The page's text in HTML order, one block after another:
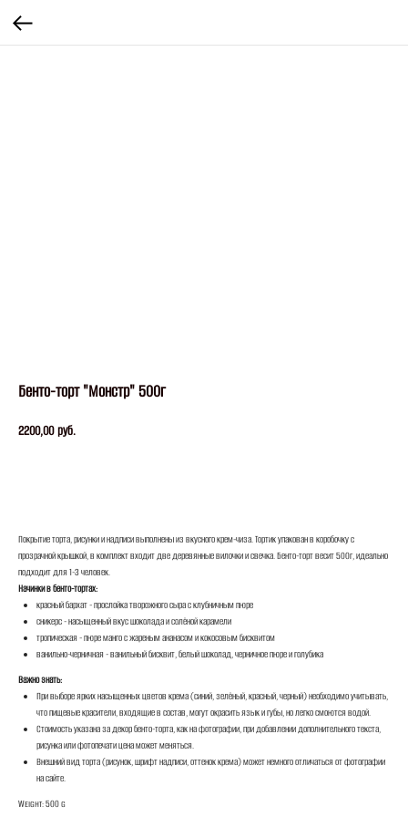
Бенто-торт "Монстр" 500г
2200,00 руб.
Покрытие торта, рисунки и надписи выполнены из вкусного крем-чиза. Тортик упакован в коробочку с
прозрачной крышкой, в комплект входит две деревянные вилочки и свечка. Бенто-торт весит 500г, идеально
подходит для 1-3 человек.
Начинки в бенто-тортах:
красный бархат - прослойка творожного сыра с клубничным пюре
сникерс - насыщенный вкус шоколада и солёной карамели
тропическая - пюре манго с жареным ананасом и кокосовым бисквитом
ванильно-черничная - ванильный бисквит, белый шоколад, черничное пюре и голубика
Важно знать:
При выборе ярких насыщенных цветов крема (синий, зелёный, красный, черный) необходимо учитывать,
что пищевые красители, входящие в состав, могут окрасить язык и губы, но легко смоются водой.
Стоимость указана за декор бенто-торта, как на фотографии, при добавлении дополнительного текста,
рисунка или фотопечати цена может меняться.
Внешний вид торта (рисунок, шрифт надписи, оттенок крема) может немного отличаться от фотографии
на сайте.
Weight: 500 g